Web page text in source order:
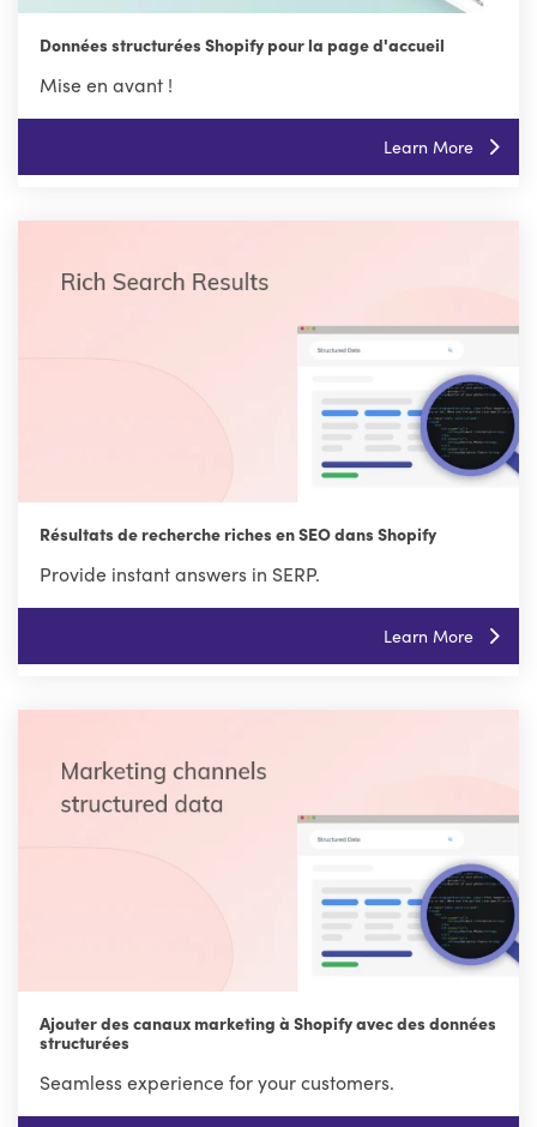
Données structurées Shopify pour la page d'accueil
Mise en avant !
Learn More
Résultats de recherche riches en SEO dans Shopify
Provide instant answers in SERP.
Learn More
Ajouter des canaux marketing à Shopify avec des données
structurées
Seamless experience for your customers.